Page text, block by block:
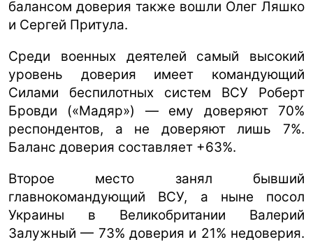
балансом доверия также вошли Олег Ляшко
и Сергей Притула.
Среди военных деятелей самый высокий
уровень доверия имеет командующий
Силами беспилотных систем ВСУ Роберт
Бровди («Мадяр») — ему доверяют 70%
респондентов, а не доверяют лишь 7%.
Баланс доверия составляет +63%.
Второе место занял бывший
главнокомандующий ВСУ, а ныне посол
Украины в Великобритании Валерий
Залужный — 73% доверия и 21% недоверия.